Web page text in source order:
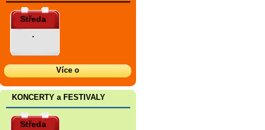
Středa
.
Více o
KONCERTY a FESTIVALY
Středa